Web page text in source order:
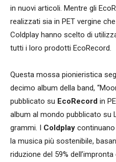
in nuovi articoli. Mentre gli
realizzati sia in PET vergine
Coldplay hanno scelto di
tutti i loro prodotti EcoRecord.
Questa mossa pionieristica
decimo album della band,
pubblicato su EcoRecord in
album al mondo pubblicato su
grammi. I Coldplay continuano
la musica più sostenibile,
riduzione del 59%